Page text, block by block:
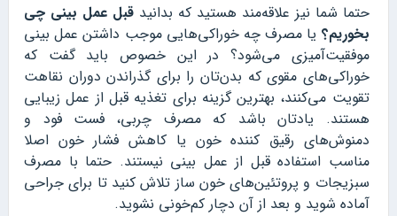
حتما شما نیز علاقه‌مند هستید که بدانیدقبل عمل بینی چی
بخوریم؟ یا مصرف چه خوراکی‌هایی موجب داشتن عمل بینی
موفقیت‌آمیزی می‌شود؟ در این خصوص باید گفت که
خوراکی‌های مقوی که بدن‌تان را برای گذراندن دوران نقاهت
تقویت می‌کنند، بهترین گزینه برای تغذیه قبل از عمل زیبایی
هستند. یادتان باشد که مصرف چربی، فست فود و
دمنوش‌های رقیق کننده خون یا کاهش فشار خون اصلا
مناسب استفاده قبل از عمل بینی نیستند. حتما با مصرف
سبزیجات و پروتئین‌های خون ساز تلاش کنید تا برای جراحی
آماده شوید و بعد از آن دچار کم‌‌خونی نشوید.